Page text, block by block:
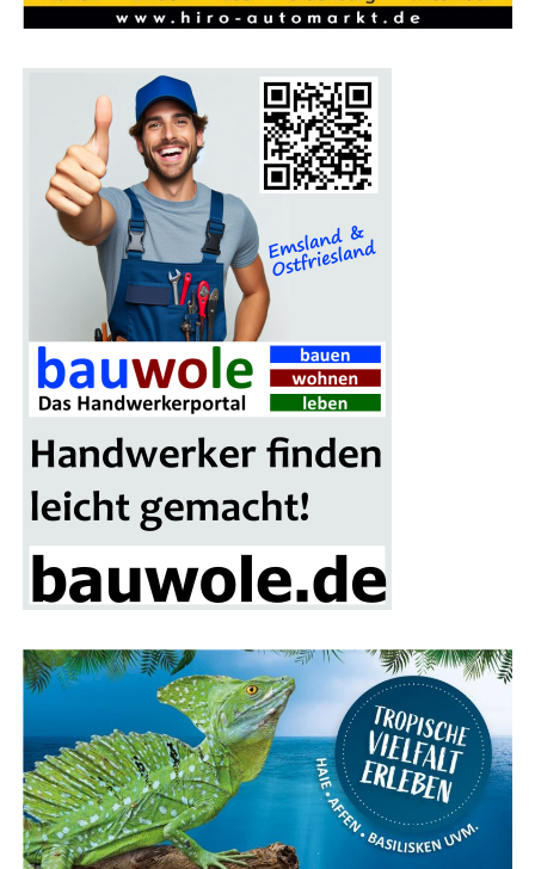
Ein Pro­gramm für die gan­ze Familie
Auch Fami­li­en kom­men auf der Bau­mes­se Lin­gen auf
ihre Kos­ten. Für Kin­der gibt es an vie­len Stän­den spe­zi­
el­le Attrak­tio­nen, die den Mes­se­be­such unter­halt­sam
gestal­ten. Das Mes­se­re­stau­rant lädt zu einer Pau­se ein,
bei der sich die Besu­cher für den wei­te­ren Rund­gang
stär­ken können.
Ein wei­te­res High­light der Mes­se ist das gro­ße Gewinn­
spiel, bei dem ein schi­cker Mitsu­bi­shi Colt als Haupt­ge­
winn winkt. Alle Besu­cher erhal­ten mit ihrer Ein­tritts­
kar­te einen Teil­nah­me-Cou­pon, der in die Los­box auf
dem Mes­se­ge­län­de ein­ge­wor­fen wer­den kann. Die Ver­lo­
sung des Haupt­prei­ses erfolgt am Ende der Bau­mes­se-
Sai­son im nächs­ten Frühjahr.
Fokus auf Pho­to­vol­ta­ik und Solaranlagen
Ein beson­de­rer Schwer­punkt der Bau­mes­se Lin­gen liegt
auf alter­na­ti­ven Ener­gie­quel­len, ins­be­son­de­re Pho­to­
vol­ta­ik und Solar­an­la­gen. Über ein Dut­zend Aus­stel­ler
prä­sen­tie­ren ihre inno­va­ti­ven Lösun­gen für die Strom­
erzeu­gung und Heiz­sys­te­me mit Son­nen­en­er­gie. Ergän­
zend dazu gibt es Anbie­ter von Wär­me­pum­pen, Dämm­
ma­te­ria­li­en und Bera­tungs­diens­te für ener­ge­ti­sche
Sanierungen.